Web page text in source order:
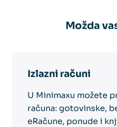
Možda
Izlazni računi
U Minimaxu možete
računa: gotovinske,
eRačune, ponude i